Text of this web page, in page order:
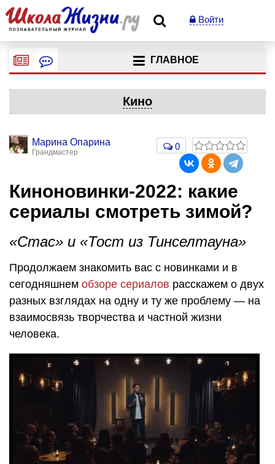
Войти
ГЛАВНОЕ
Кино
Марина Опарина
Грандмастер
0
Киноновинки-2022: какие
сериалы смотреть зимой?
«Стас» и «Тост из Тинселтауна»
Продолжаем знакомить вас с новинками и в
сегодняшнем обзоре сериалов расскажем о двух
разных взглядах на одну и ту же проблему — на
взаимосвязь творчества и частной жизни
человека.